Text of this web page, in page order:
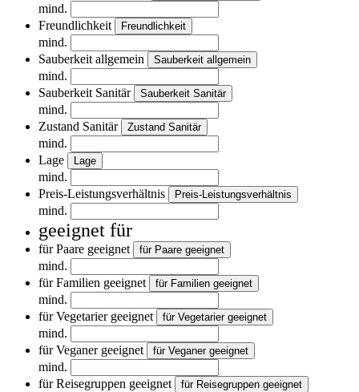
mind.
Freundlichkeit
Freundlichkeit
mind.
Sauberkeit allgemein
Sauberkeit allgemein
mind.
Sauberkeit Sanitär
Sauberkeit Sanitär
mind.
Zustand Sanitär
Zustand Sanitär
mind.
Lage
Lage
mind.
Preis-Leistungsverhältnis
Preis-Leistungsverhältnis
mind.
geeignet für
für Paare geeignet für Paare geeignet
mind.
für Familien geeignet
für Familien geeignet
mind.
für Vegetarier geeignet
für Vegetarier geeignet
mind.
für Veganer geeignet
für Veganer geeignet
mind.
für Reisegruppen geeignet
für Reisegruppen geeignet